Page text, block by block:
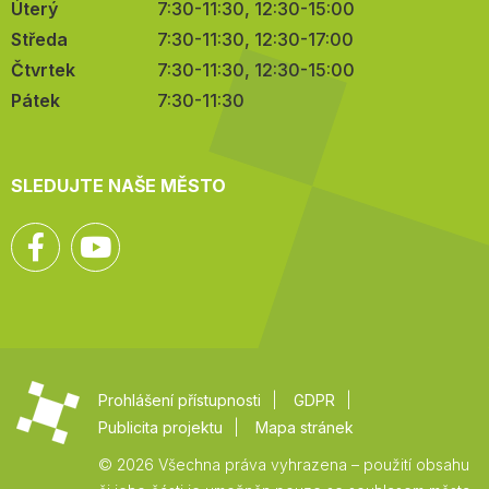
Úterý
7:30-11:30, 12:30-15:00
Středa
7:30-11:30, 12:30-17:00
Čtvrtek
7:30-11:30, 12:30-15:00
Pátek
7:30-11:30
SLEDUJTE NAŠE MĚSTO
Facebook
Prohlášení přístupnosti
GDPR
Publicita projektu
Mapa stránek
© 2026 Všechna práva vyhrazena – použití obsahu